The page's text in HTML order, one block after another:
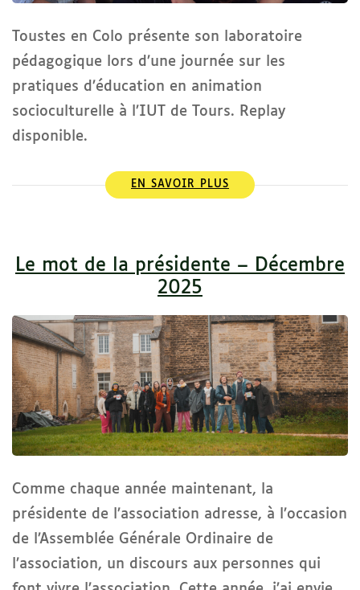
Toustes en Colo présente son laboratoire
pédagogique lors d’une journée sur les
pratiques d’éducation en animation
socioculturelle à l’IUT de Tours. Replay
disponible.
EN SAVOIR PLUS
Le mot de la présidente – Décembre
2025
Comme chaque année maintenant, la
présidente de l’association adresse, à l’occasion
de l’Assemblée Générale Ordinaire de
l’association, un discours aux personnes qui